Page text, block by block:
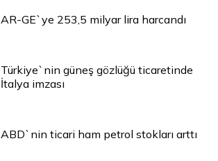
AR-GE`ye 253,5 milyar lira harcandı
Türkiye`nin güneş gözlüğü ticaretinde
İtalya imzası
ABD`nin ticari ham petrol stokları arttı